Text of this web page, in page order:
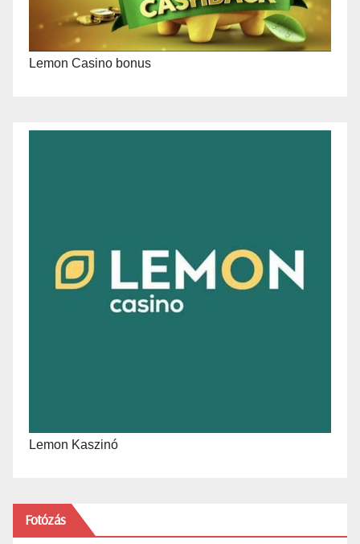
Lemon Casino bonus
Lemon Kaszinó
Fotózás